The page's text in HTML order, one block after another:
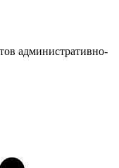
административно-